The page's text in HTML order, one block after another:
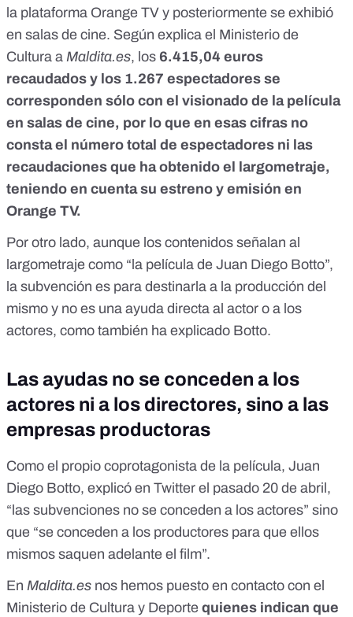
la plataforma Orange TV y posteriormente se exhibió
en salas de cine. Según explica el Ministerio de
Cultura a Maldita.es, los 6.415,04 euros
recaudados y los 1.267 espectadores se
corresponden sólo con el visionado de la película
en salas de cine, por lo que en esas cifras no
consta el número total de espectadores ni las
recaudaciones que ha obtenido el largometraje,
teniendo en cuenta su estreno y emisión en
Orange TV.
Por otro lado, aunque los contenidos señalan al
largometraje como “la película de Juan Diego Botto”,
la subvención es para destinarla a la producción del
mismo y no es una ayuda directa al actor o a los
actores, como también ha explicado Botto.
Las ayudas no se conceden a los
actores ni a los directores, sino a las
empresas productoras
Como el propio coprotagonista de la película, Juan
Diego Botto, explicó en Twitter el pasado 20 de abril,
“las subvenciones no se conceden a los actores” sino
que “se conceden a los productores para que ellos
mismos saquen adelante el film”.
En Maldita.es nos hemos puesto en contacto con el
Ministerio de Cultura y Deporte quienes indican que